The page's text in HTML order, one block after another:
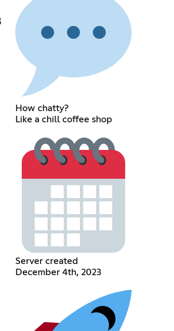
How chatty?
Like a chill coffee shop
Server created
December 4th, 2023